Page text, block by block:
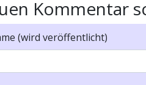
Kommentar
(wird veröffentlicht)